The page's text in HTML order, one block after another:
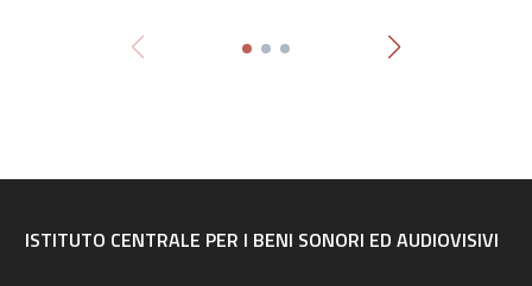
ISTITUTO CENTRALE PER I BENI SONORI ED AUDIOVISIVI